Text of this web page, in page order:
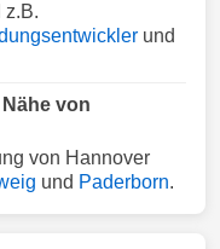
z.B.
und
von
von Hannover
und Paderborn.